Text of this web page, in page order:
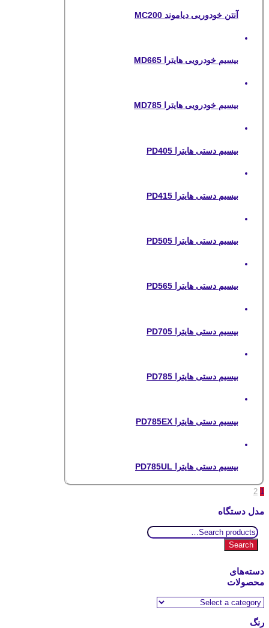
آنتن خودوریی دیاموند MC200
بیسیم خودرویی هایترا MD665
بیسیم خودرویی هایترا MD785
بیسیم دستی هایترا PD405
بیسیم دستی هایترا PD415
بیسیم دستی هایترا PD505
بیسیم دستی هایترا PD565
بیسیم دستی هایترا PD705
بیسیم دستی هایترا PD785
بیسیم دستی هایترا PD785EX
بیسیم دستی هایترا PD785UL
1
2
مدل دستگاه
Search
for:
Search
دسته‌های
محصولات
رنگ